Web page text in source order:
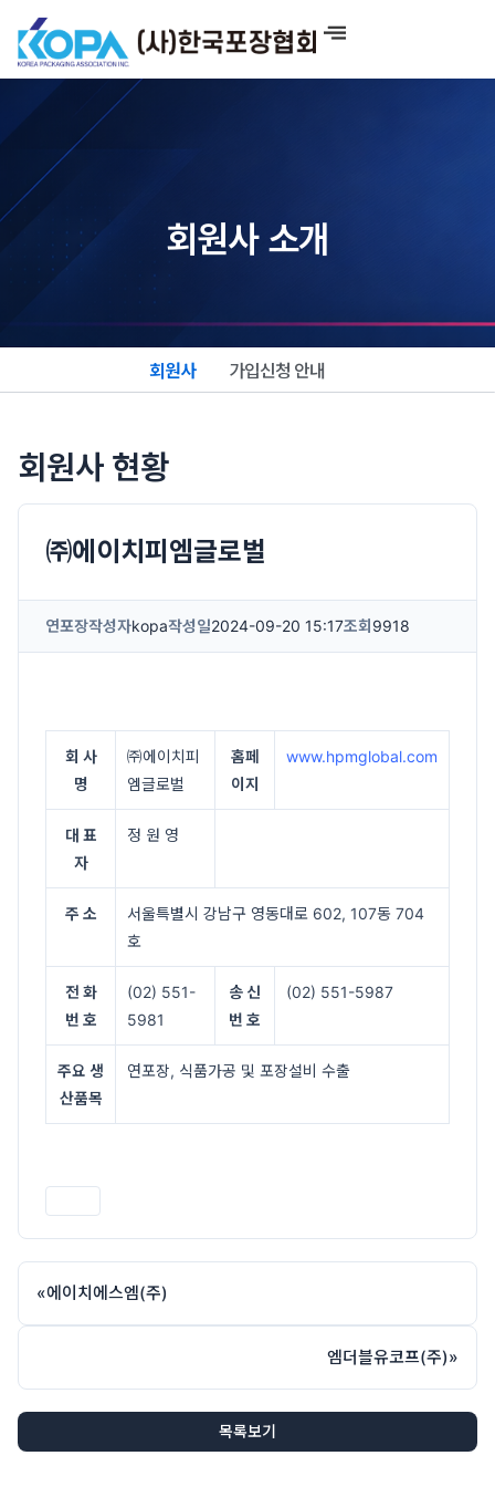
너
회원사 소개
회원사 가입신청 안내
회원사 현황
㈜에이치피엠글로벌
연포장작성자kopa작성일2024-09-20 15:17조회 9918
회 사
명
㈜에이치피
엠글로벌
홈페
이지
www.hpmglobal.com
대 표
자
정 원 영
주 소
서울특별시 강남구 영동대로 602, 107동 704
호
전 화
번 호
(02) 551-
5981
송 신
번 호
(02) 551-5987
주요 생
산품목
연포장, 식품가공 및 포장설비 수출
«에이치에스엠(주)
엠더블유코프(주)»
목록보기